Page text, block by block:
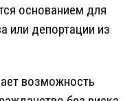
основанием для
или депортации из
возможность